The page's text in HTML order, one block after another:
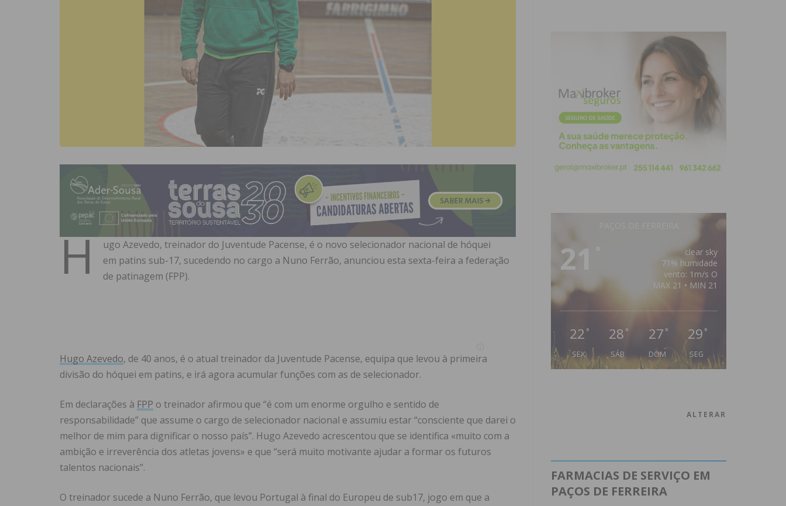
H ugo Azevedo, treinador do Juventude Pacense, é o novo selecionador nacional de hóquei
em patins sub-17, sucedendo no cargo a Nuno Ferrão, anunciou esta sexta-feira a federação
de patinagem (FPP).
Hugo Azevedo, de 40 anos, é o atual treinador da Juventude Pacense, equipa que levou à primeira
divisão do hóquei em patins, e irá agora acumular funções com as de selecionador.
Em declarações à FPP o treinador afirmou que “é com um enorme orgulho e sentido de
responsabilidade” que assume o cargo de selecionador nacional e assumiu estar “consciente que darei o
melhor de mim para dignificar o nosso país”. Hugo Azevedo acrescentou que se identifica «muito com a
ambição e irreverência dos atletas jovens» e que “será muito motivante ajudar a formar os futuros
talentos nacionais”.
O treinador sucede a Nuno Ferrão, que levou Portugal à final do Europeu de sub17, jogo em que a
21
clear sky
71% humidade
vento: 1m/s O
MAX 21 • MIN 21
22 °
SEX
28 °
SÁB
27 °
DOM
29 °
SEG
ALTERAR
FARMACIAS DE SERVIÇO EM
PAÇOS DE FERREIRA